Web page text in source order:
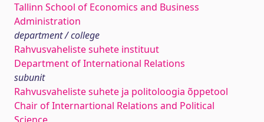
Tallinn School of Economics and Business
Administration
department / college
Rahvusvaheliste suhete instituut
Department of International Relations
subunit
Rahvusvaheliste suhete ja politoloogia õppetool
Chair of Internartional Relations and Political